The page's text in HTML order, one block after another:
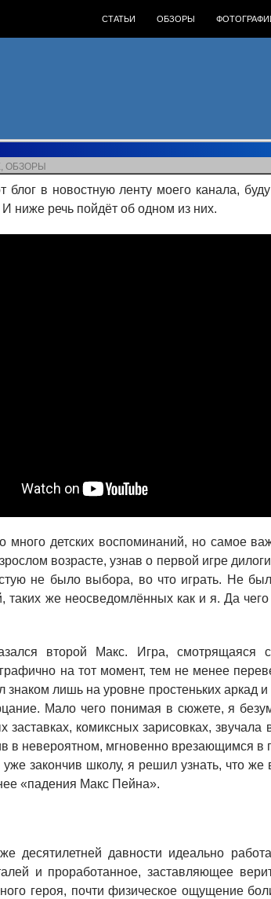
СТАТЬИ
ОБЗОРЫ
,ОБЗОРЫ
блог в новостную ленту моего канала,
ниже речь пойдёт об одном из них.
много детских воспоминаний, но самое
возрасте, узнав о первой игре
не было выбора, во что играть. Не
же неосведомлённых как и я. Да
второй Макс. Игра, смотрящаяся
на тот момент, тем не менее
лишь на уровне простеньких аркад
Мало чего понимая в сюжете, я
заставках, комиксных зарисовках,
в невероятном, мгновенно врезающимся в
закончив школу, я решил узнать, что же
«падения Макс Пейна».
десятилетней давности идеально
и проработанное, заставляющее
героя, почти физическое ощущение